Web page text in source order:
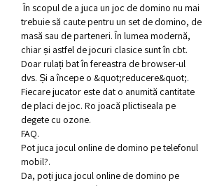
În scopul de a juca un joc de domino nu mai
trebuie să caute pentru un set de domino, de
masă sau de parteneri. În lumea modernă,
chiar și astfel de jocuri clasice sunt în cbt.
Doar rulați bat în fereastra de browser-ul
dvs. Și a începe o &quot;reducere&quot;.
Fiecare jucator este dat o anumită cantitate
de placi de joc. Ro joacă plictiseala pe
degete cu ozone.
FAQ.
Pot juca jocul online de domino pe telefonul
mobil?.
Da, poți juca jocul online de domino pe